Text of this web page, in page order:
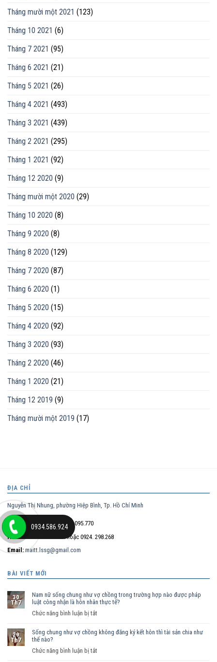
Tháng mười một 2021 (123)
Tháng 10 2021 (6)
Tháng 7 2021 (95)
Tháng 6 2021 (21)
Tháng 5 2021 (26)
Tháng 4 2021 (493)
Tháng 3 2021 (439)
Tháng 2 2021 (295)
Tháng 1 2021 (92)
Tháng 12 2020 (9)
Tháng mười một 2020 (29)
Tháng 10 2020 (8)
Tháng 9 2020 (8)
Tháng 8 2020 (129)
Tháng 7 2020 (87)
Tháng 6 2020 (1)
Tháng 5 2020 (15)
Tháng 4 2020 (92)
Tháng 3 2020 (93)
Tháng 2 2020 (46)
Tháng 1 2020 (21)
Tháng 12 2019 (9)
Tháng mười một 2019 (17)
ĐỊA CHỈ
Nguyễn Thị Nhung, phường Hiệp Bình, Tp. Hồ Chí Minh
Điện thoại trực tiếp:0932.095.770
Hotline:
hoặc 0924. 298.268
Email: maitt.lssg@gmail.com
BÀI VIẾT MỚI
30
Th7
Nam nữ sống chung như vợ chồng trong trường hợp nào được pháp
luật công nhận là hôn nhân thực tế?
Chức năng bình luận bị tắt
nữ
29
Th7
Sống chung như vợ chồng không đăng ký kết hôn thì tài sản chia như
thế nào?
Chức năng bình luận bị tắt
0934.586.924